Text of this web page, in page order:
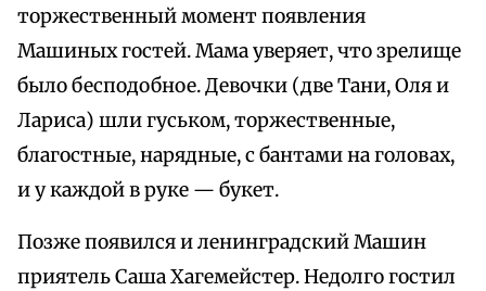
торжественный момент появления
Машиных гостей. Мама уверяет, что зрелище
было бесподобное. Девочки (две Тани, Оля и
Лариса) шли гуськом, торжественные,
благостные, нарядные, с бантами на головах,
и у каждой в руке — букет.
Позже появился и ленинградский Машин
приятель Саша Хагемейстер. Недолго гостил